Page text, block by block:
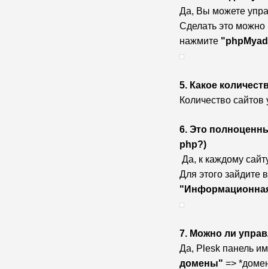
Да, Вы можете
Сделать это
нажмите
5. Какое
Количество сайтов
6. Это
php?)
Да, к каждому
Для этого зайдите
7. Можно ли
Да, Plesk панель
домены" =>